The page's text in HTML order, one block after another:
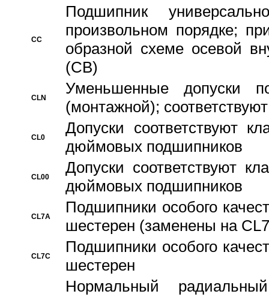
CC
Подшипник
произвольном порядке;
образной схеме осевой
(CB)
CLN
Уменьшенные
(монтажной);
CL0
Допуски соответствуют
дюймовых подшипников
CL00
Допуски соответствуют
дюймовых подшипников
CL7A
Подшипники особого
шестерен (заменены на
CL7C
Подшипники особого
шестерен
Hормальный